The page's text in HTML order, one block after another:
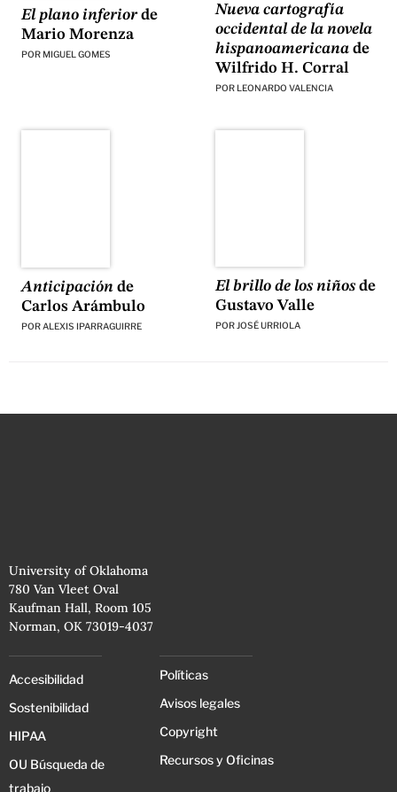
El plano inferiorde
Mario Morenza
POR MIGUEL GOMES
Nueva cartografía
occidental de la novela
hispanoamericanade
Wilfrido H. Corral
POR LEONARDO VALENCIA
Anticipaciónde
Carlos Arámbulo
PORALEXIS IPARRAGUIRRE
El brillo de los niñosde
Gustavo Valle
POR JOSÉ URRIOLA
University of Oklahoma
780 Van Vleet Oval
Kaufman Hall, Room 105
Norman, OK 73019-4037
Accesibilidad
Sostenibilidad
HIPAA
OU Búsqueda de
trabajo
Políticas
Avisos legales
Copyright
Recursos y Oficinas